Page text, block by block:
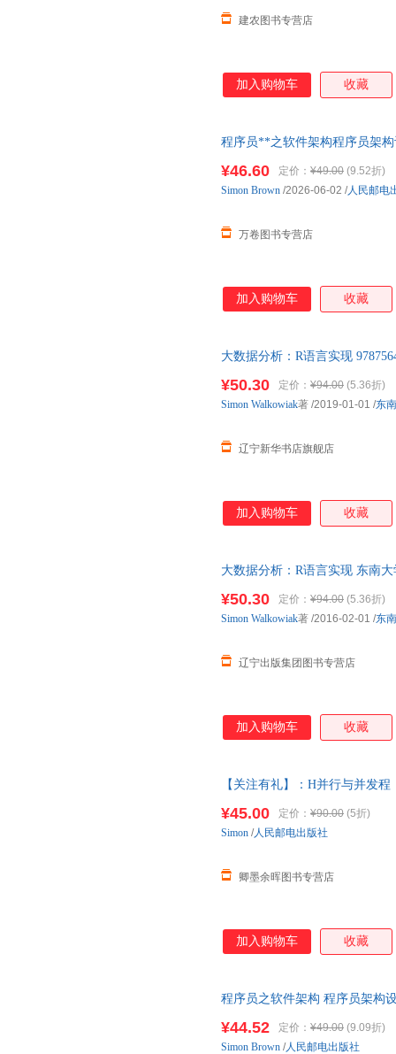
建农图书专营店
加入购物车 收藏
程序员**之软件架构程序员架
只卖正版！电子发票！幼儿童
¥46.60 定价： ¥49.00 (9.52折)
万卷图书专营店
Simon Brown /2026-06-02 /人民邮电
加入购物车 收藏
大数据分析：R语言实现
¥50.30 定价： ¥94.00 (5.36折)
辽宁新华书店旗舰店
Simon Walkowiak著 /2019-01-01 /东
加入购物车 收藏
大数据分析：R语言实现 东南
¥50.30 定价： ¥94.00 (5.36折)
辽宁出版集团图书专营店
Simon Walkowiak著 /2016-02-01 /东
加入购物车 收藏
【关注有礼】：H并行与并发程
¥45.00 定价： ¥90.00 (5折)
卿墨余晖图书专营店
Simon /人民邮电出版社
加入购物车 收藏
程序员之软件架构 程序员架构
商品 优先发货 部分书籍卖价高
¥44.52 定价： ¥49.00 (9.09折)
Simon Brown /人民邮电出版社